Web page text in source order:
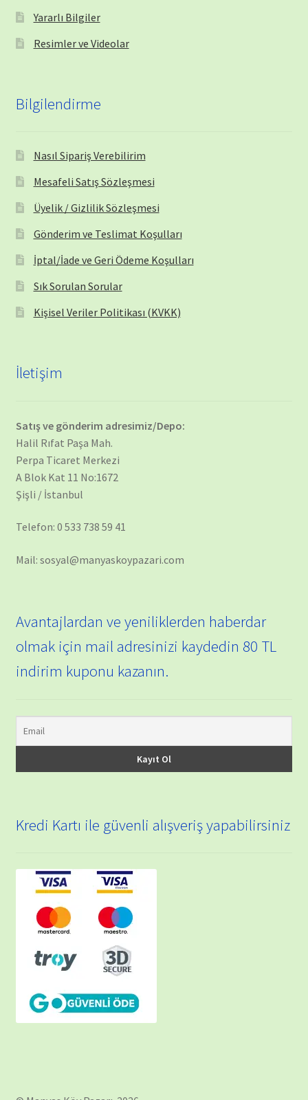
Yararlı Bilgiler
Resimler ve Videolar
Bilgilendirme
Nasıl Sipariş Verebilirim
Mesafeli Satış Sözleşmesi
Üyelik / Gizlilik Sözleşmesi
Gönderim ve Teslimat Koşulları
İptal/İade ve Geri Ödeme Koşulları
Sık Sorulan Sorular
Kişisel Veriler Politikası (KVKK)
İletişim
Satış ve gönderim adresimiz/Depo:
Halil Rıfat Paşa Mah.
Perpa Ticaret Merkezi
A Blok Kat 11 No:1672
Şişli / İstanbul
Telefon: 0 533 738 59 41
Mail: sosyal@manyaskoypazari.com
Avantajlardan ve yeniliklerden haberdar
olmak için mail adresinizi kaydedin 80 TL
indirim kuponu kazanın.
Kredi Kartı ile güvenli alışveriş yapabilirsiniz